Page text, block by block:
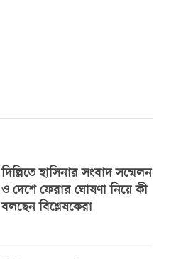
দিল্লিতে হাসিনার সংবাদ সম্মেলন
ও দেশে ফেরার ঘোষণা নিয়ে কী
বলছেন বিশ্লেষকেরা